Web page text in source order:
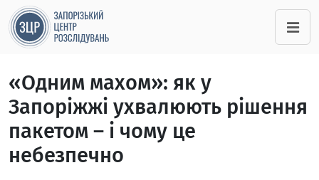
«Одним махом»: як у
Запоріжжі ухвалюють рішення
пакетом – і чому це
небезпечно